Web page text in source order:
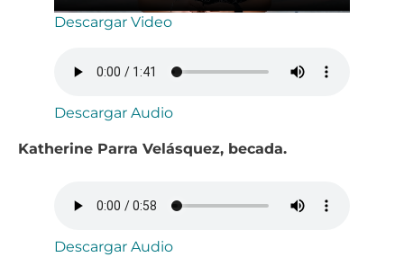
Descargar Video
Descargar Audio
Katherine Parra Velásquez, becada.
Descargar Audio